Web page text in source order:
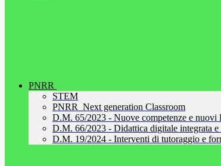
PNRR
STEM
PNRR_Next generation Classroom
D.M. 65/2023 - Nuove competenze e
D.M. 66/2023 - Didattica digitale integrata
D.M. 19/2024 - Interventi di tutoraggio e